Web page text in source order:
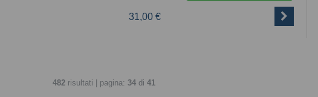
31,00 €
482 risultati | pagina: 34 di 41